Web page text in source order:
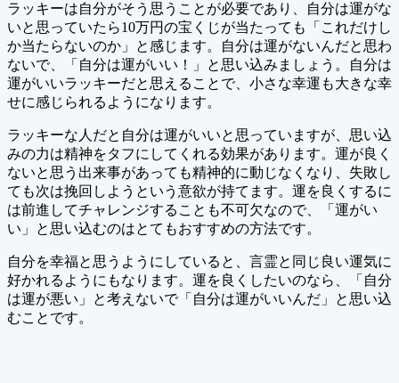
ラッキーは自分がそう思うことが必要であり、自分は運がな
いと思っていたら10万円の宝くじが当たっても「これだけし
か当たらないのか」と感じます。自分は運がないんだと思わ
ないで、「自分は運がいい！」と思い込みましょう。自分は
運がいいラッキーだと思えることで、小さな幸運も大きな幸
せに感じられるようになります。
ラッキーな人だと自分は運がいいと思っていますが、思い込
みの力は精神をタフにしてくれる効果があります。運が良く
ないと思う出来事があっても精神的に動じなくなり、失敗し
ても次は挽回しようという意欲が持てます。運を良くするに
は前進してチャレンジすることも不可欠なので、「運がい
い」と思い込むのはとてもおすすめの方法です。
自分を幸福と思うようにしていると、言霊と同じ良い運気に
好かれるようにもなります。運を良くしたいのなら、「自分
は運が悪い」と考えないで「自分は運がいいんだ」と思い込
むことです。